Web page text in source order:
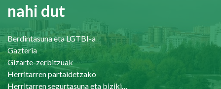
nahi dut
Berdintasuna eta LGTBI-a
Gazteria
Gizarte-zerbitzuak
Herritarren partaidetzako
Herritarren segurtasuna eta bizikidetasuna